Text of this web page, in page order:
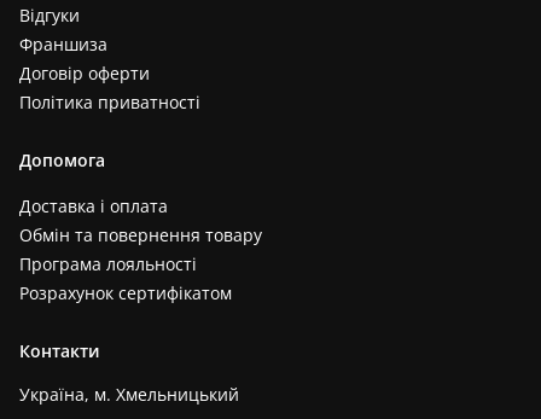
Відгуки
Франшиза
Договір оферти
Політика приватності
Допомога
Доставка і оплата
Обмін та повернення товару
Програма лояльності
Розрахунок сертифікатом
Контакти
Україна, м. Хмельницький